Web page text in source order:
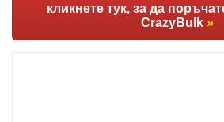
кликнете тук, за да
CrazyBulk »